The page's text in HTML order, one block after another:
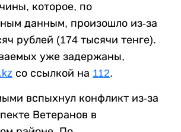
которое, по
данным, произошло из-за
рублей (174 тысячи тенге).
уже задержаны,
со ссылкой на 112.
вспыхнул конфликт из-за
Ветеранов в